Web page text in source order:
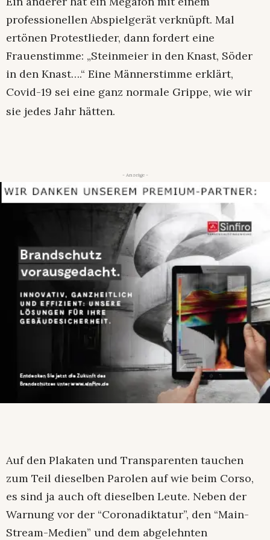
professionellen Abspielgerät verknüpft. Mal
ertönen Protestlieder, dann fordert eine
Frauenstimme: „Steinmeier in den Knast, Söder
in den Knast….“ Eine Männerstimme erklärt,
Covid-19 sei eine ganz normale Grippe, wie wir
sie jedes Jahr hätten.
- Anzeige -
Auf den Plakaten und Transparenten tauchen
zum Teil dieselben Parolen auf wie beim Corso,
es sind ja auch oft dieselben Leute. Neben der
Warnung vor der “Coronadiktatur”, den “Main-
Stream-Medien” und dem abgelehnten